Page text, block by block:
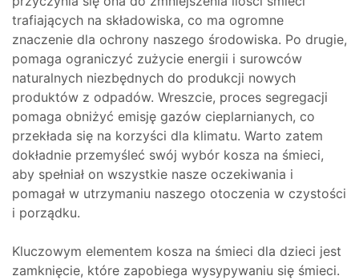
trafiających na składowiska, co ma ogromne
znaczenie dla ochrony naszego środowiska. Po drugie,
pomaga ograniczyć zużycie energii i surowców
naturalnych niezbędnych do produkcji nowych
produktów z odpadów. Wreszcie, proces segregacji
pomaga obniżyć emisję gazów cieplarnianych, co
przekłada się na korzyści dla klimatu. Warto zatem
dokładnie przemyśleć swój wybór kosza na śmieci,
aby spełniał on wszystkie nasze oczekiwania i
pomagał w utrzymaniu naszego otoczenia w czystości
i porządku.
Kluczowym elementem kosza na śmieci dla dzieci jest
zamknięcie, które zapobiega wysypywaniu się śmieci.